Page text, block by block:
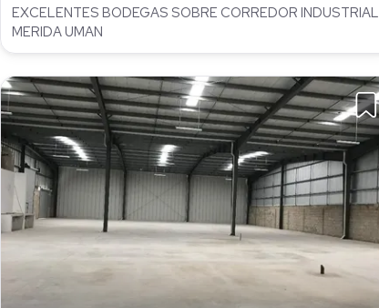
EXCELENTES BODEGAS SOBRE CORREDOR INDUSTRIAL
MERIDA UMAN